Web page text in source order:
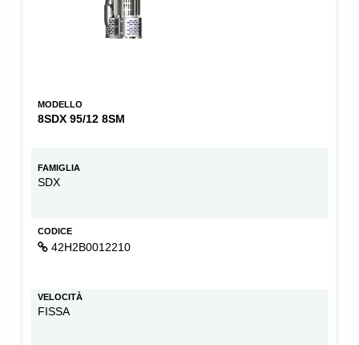
MODELLO
8SDX 95/12 8SM
FAMIGLIA
SDX
CODICE
42H2B0012210
VELOCITÀ
FISSA